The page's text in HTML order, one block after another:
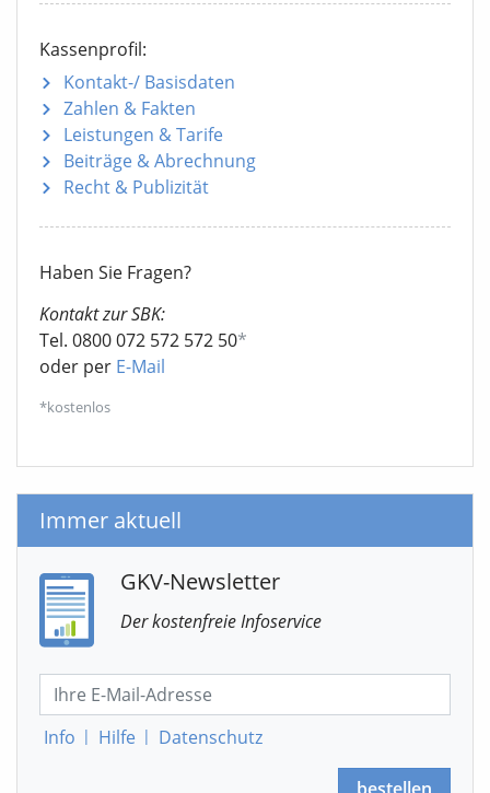
Kassenprofil:
Kontakt-/ Basisdaten
Zahlen & Fakten
Leistungen & Tarife
Beiträge & Abrechnung
Recht & Publizität
Haben Sie Fragen?
Kontakt zur SBK:
Tel. 0800 072 572 572 50*
oder per E-Mail
*kostenlos
Immer aktuell
GKV-Newsletter
Der kostenfreie Infoservice
Info | Hilfe | Datenschutz